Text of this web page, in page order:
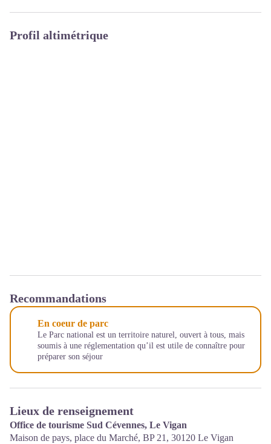
Profil altimétrique
Recommandations
En coeur de parc
Le Parc national est un territoire naturel, ouvert à tous, mais
soumis à une réglementation qu’il est utile de connaître pour
préparer son séjour
Lieux de renseignement
Office de tourisme Sud Cévennes, Le Vigan
Maison de pays, place du Marché, BP 21, 30120 Le Vigan